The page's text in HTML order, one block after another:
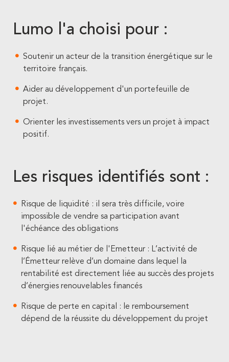
Lumo l'a choisi pour :
Soutenir un acteur de la transition énergétique sur le
territoire français.
Aider au développement d'un portefeuille de
projet.
Orienter les investissements vers un projet à impact
positif.
Les risques identifiés sont :
Risque de liquidité : il sera très difficile, voire
impossible de vendre sa participation avant
l'échéance des obligations
Risque lié au métier de l'Emetteur : L’activité de
l’Émetteur relève d’un domaine dans lequel la
rentabilité est directement liée au succès des projets
d’énergies renouvelables financés
Risque de perte en capital : le remboursement
dépend de la réussite du développement du projet